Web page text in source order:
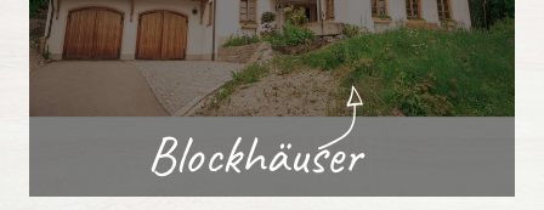
Blockhäuser